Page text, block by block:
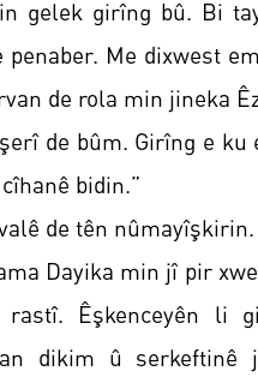
gelek girîng bû. Bi
Me dixwest
de rola min jineka
de bûm. Girîng e ku
bidin.”
de tên nûmayîşkirin.
Dayika min jî pir
Êşkenceyên li
dikim û